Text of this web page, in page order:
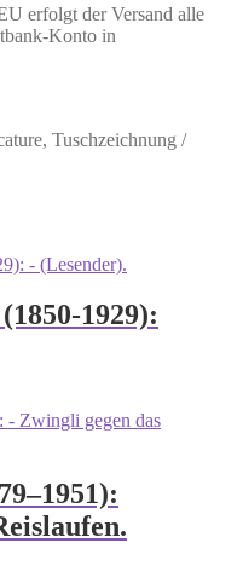
erfolgt der Versand alle
Konto in
Tuschzeichnung /
1929):